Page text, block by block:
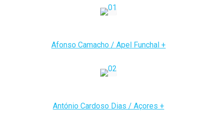
Afonso Camacho / Apel Funchal +
António Cardoso Dias / Açores +